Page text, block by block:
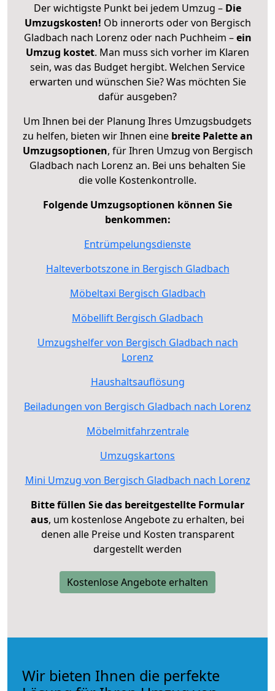
Der wichtigste Punkt bei jedem Umzug – Die
Umzugskosten! Ob innerorts oder von Bergisch
Gladbach nach Lorenz oder nach Puchheim –ein
Umzug kostet. Man muss sich vorher im Klaren
sein, was das Budget hergibt. Welchen Service
erwarten und wünschen Sie? Was möchten Sie
dafür ausgeben?
Um Ihnen bei der Planung Ihres Umzugsbudgets
zu helfen, bieten wir Ihnen eine breite Palette an
Umzugsoptionen, für Ihren Umzug von Bergisch
Gladbach nach Lorenz an. Bei uns behalten Sie
die volle Kostenkontrolle.
Folgende Umzugsoptionen können Sie
benkommen:
Entrümpelungsdienste
Halteverbotszone in Bergisch Gladbach
Möbeltaxi Bergisch Gladbach
Möbellift Bergisch Gladbach
Umzugshelfer von Bergisch Gladbach nach
Lorenz
Haushaltsauflösung
Beiladungen von Bergisch Gladbach nach Lorenz
Möbelmitfahrzentrale
Umzugskartons
Mini Umzug von Bergisch Gladbach nach Lorenz
Bitte füllen Sie das bereitgestellte Formular
aus, um kostenlose Angebote zu erhalten, bei
denen alle Preise und Kosten transparent
dargestellt werden
Kostenlose Angebote erhalten
Wir bieten Ihnen die perfekte